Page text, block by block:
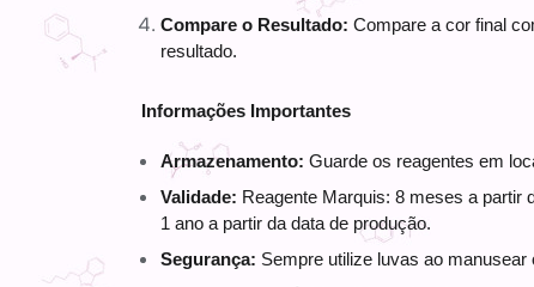
Compare o Resultado: Compare a cor final
resultado.
Informações Importantes
Armazenamento: Guarde os reagentes em
Validade: Reagente Marquis: 8 meses a partir
1 ano a partir da data de produção.
Segurança: Sempre utilize luvas ao manusear